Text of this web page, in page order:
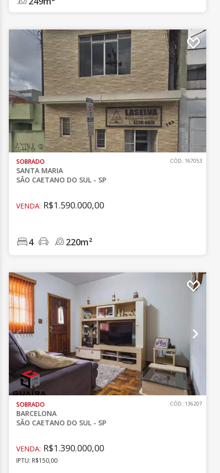
SOBRADO
SANTA MARIA
SÃO CAETANO DO SUL - SP
CÓD.:167053
VENDA: R$1.590.000,00
4 220m²
SOBRADO
BARCELONA
SÃO CAETANO DO SUL - SP
CÓD.:136207
VENDA: R$1.390.000,00
IPTU: R$150,00